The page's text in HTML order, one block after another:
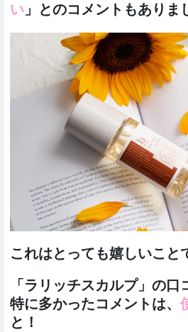
い 」とのコメントもありま
これはとっても嬉しいこと
「ラリッチスカルプ」の口
特に多かったコメントは、
と！